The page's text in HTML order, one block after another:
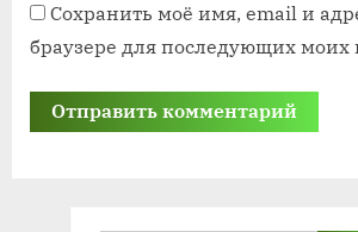
Сохранить моё имя, email и
браузере для последующих моих